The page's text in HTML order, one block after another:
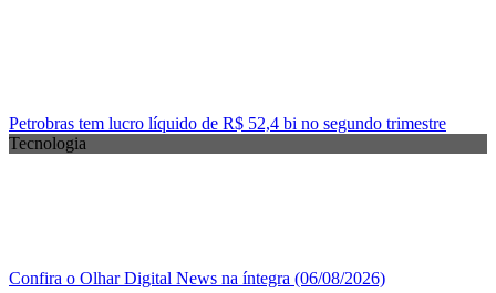
Petrobras tem lucro líquido de R$ 52,4 bi no segundo trimestre
Tecnologia
Confira o Olhar Digital News na íntegra (06/08/2026)